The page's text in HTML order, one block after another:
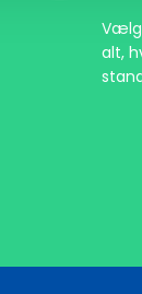
Vælg
alt,